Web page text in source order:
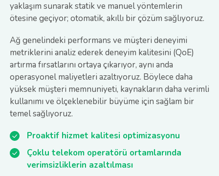
yaklaşım sunarak statik ve manuel yöntemlerin
ötesine geçiyor; otomatik, akıllı bir çözüm sağlıyoruz.
Ağ genelindeki performans ve müşteri deneyimi
metriklerini analiz ederek deneyim kalitesini (QoE)
artırma fırsatlarını ortaya çıkarıyor, aynı anda
operasyonel maliyetleri azaltıyoruz. Böylece daha
yüksek müşteri memnuniyeti, kaynakların daha verimli
kullanımı ve ölçeklenebilir büyüme için sağlam bir
temel sağlıyoruz.
Proaktif hizmet kalitesi optimizasyonu
Çoklu telekom operatörü ortamlarında
verimsizliklerin azaltılması